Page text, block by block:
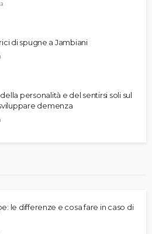
di spugne a Jambiani
personalità e del sentirsi soli sul
demenza
le differenze e cosa fare in caso di